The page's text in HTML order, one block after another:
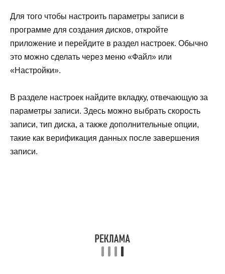
Для того чтобы настроить параметры записи в
программе для создания дисков, откройте
приложение и перейдите в раздел настроек. Обычно
это можно сделать через меню «Файл» или
«Настройки».
В разделе настроек найдите вкладку, отвечающую за
параметры записи. Здесь можно выбрать скорость
записи, тип диска, а также дополнительные опции,
такие как верификация данных после завершения
записи.